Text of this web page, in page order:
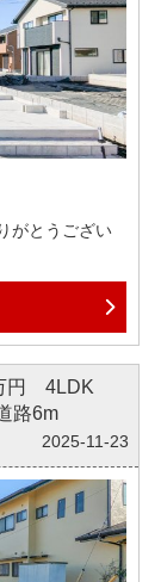
件はほぼ全て
したら、ぜひ
がとうござい
都宮3階 4420
☆通勤・通学に
用☆自然景観と
件はほぼ全て
円 4LDK
路6m
2025-11-23